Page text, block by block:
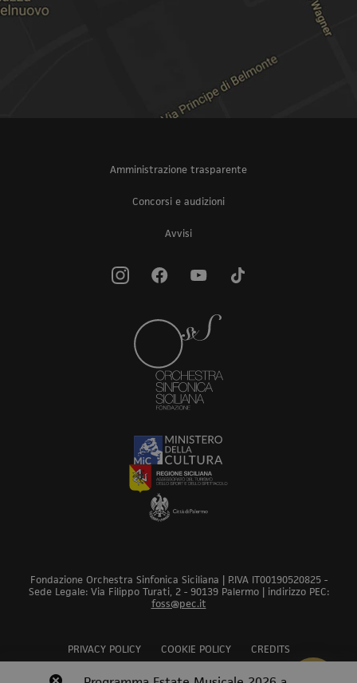
Amministrazione trasparente
Concorsi e audizioni
Avvisi
Fondazione Orchestra Sinfonica Siciliana | P.IVA IT00190520825 -
Sede Legale: Via Filippo Turati, 2 - 90139 Palermo | indirizzo PEC:
foss@pec.it
PRIVACY POLICY COOKIE POLICY CREDITS